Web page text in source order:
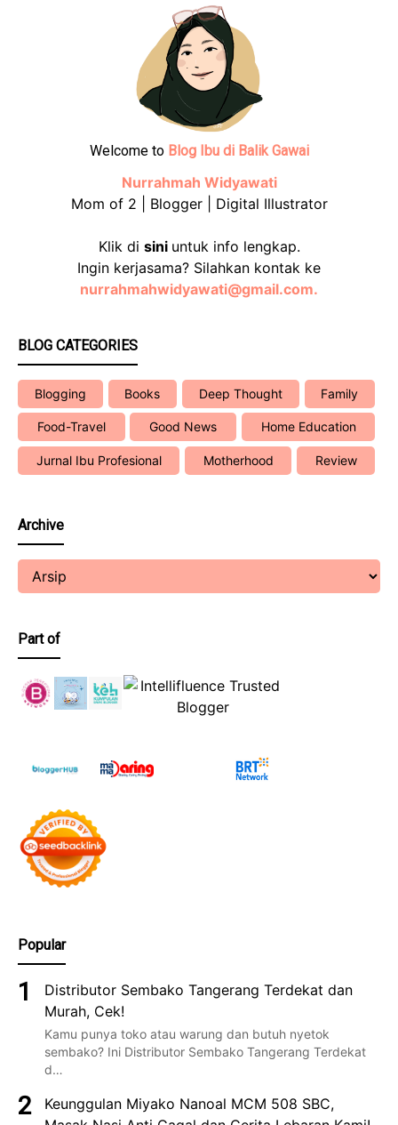
Welcome to Blog Ibu di Balik Gawai
Nurrahmah Widyawati
Mom of 2 | Blogger | Digital Illustrator
Klik di sini untuk info lengkap.
Ingin kerjasama? Silahkan kontak ke
nurrahmahwidyawati@gmail.com.
BLOG CATEGORIES
Blogging Books Deep Thought Family
Food-Travel Good News Home Education
Jurnal Ibu Profesional Motherhood Review
Archive
Part of
Popular
Distributor Sembako Tangerang Terdekat dan
Murah, Cek!
Kamu punya toko atau warung dan butuh nyetok
sembako? Ini Distributor Sembako Tangerang Terdekat
d…
Keunggulan Miyako Nanoal MCM 508 SBC,